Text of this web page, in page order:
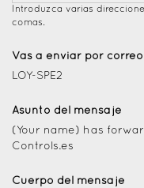
Introduzca varias
comas.
Vas a enviar por
LOY-SPE2
Asunto del mensaje
(Your name) has
Controls.es
Cuerpo del mensaje